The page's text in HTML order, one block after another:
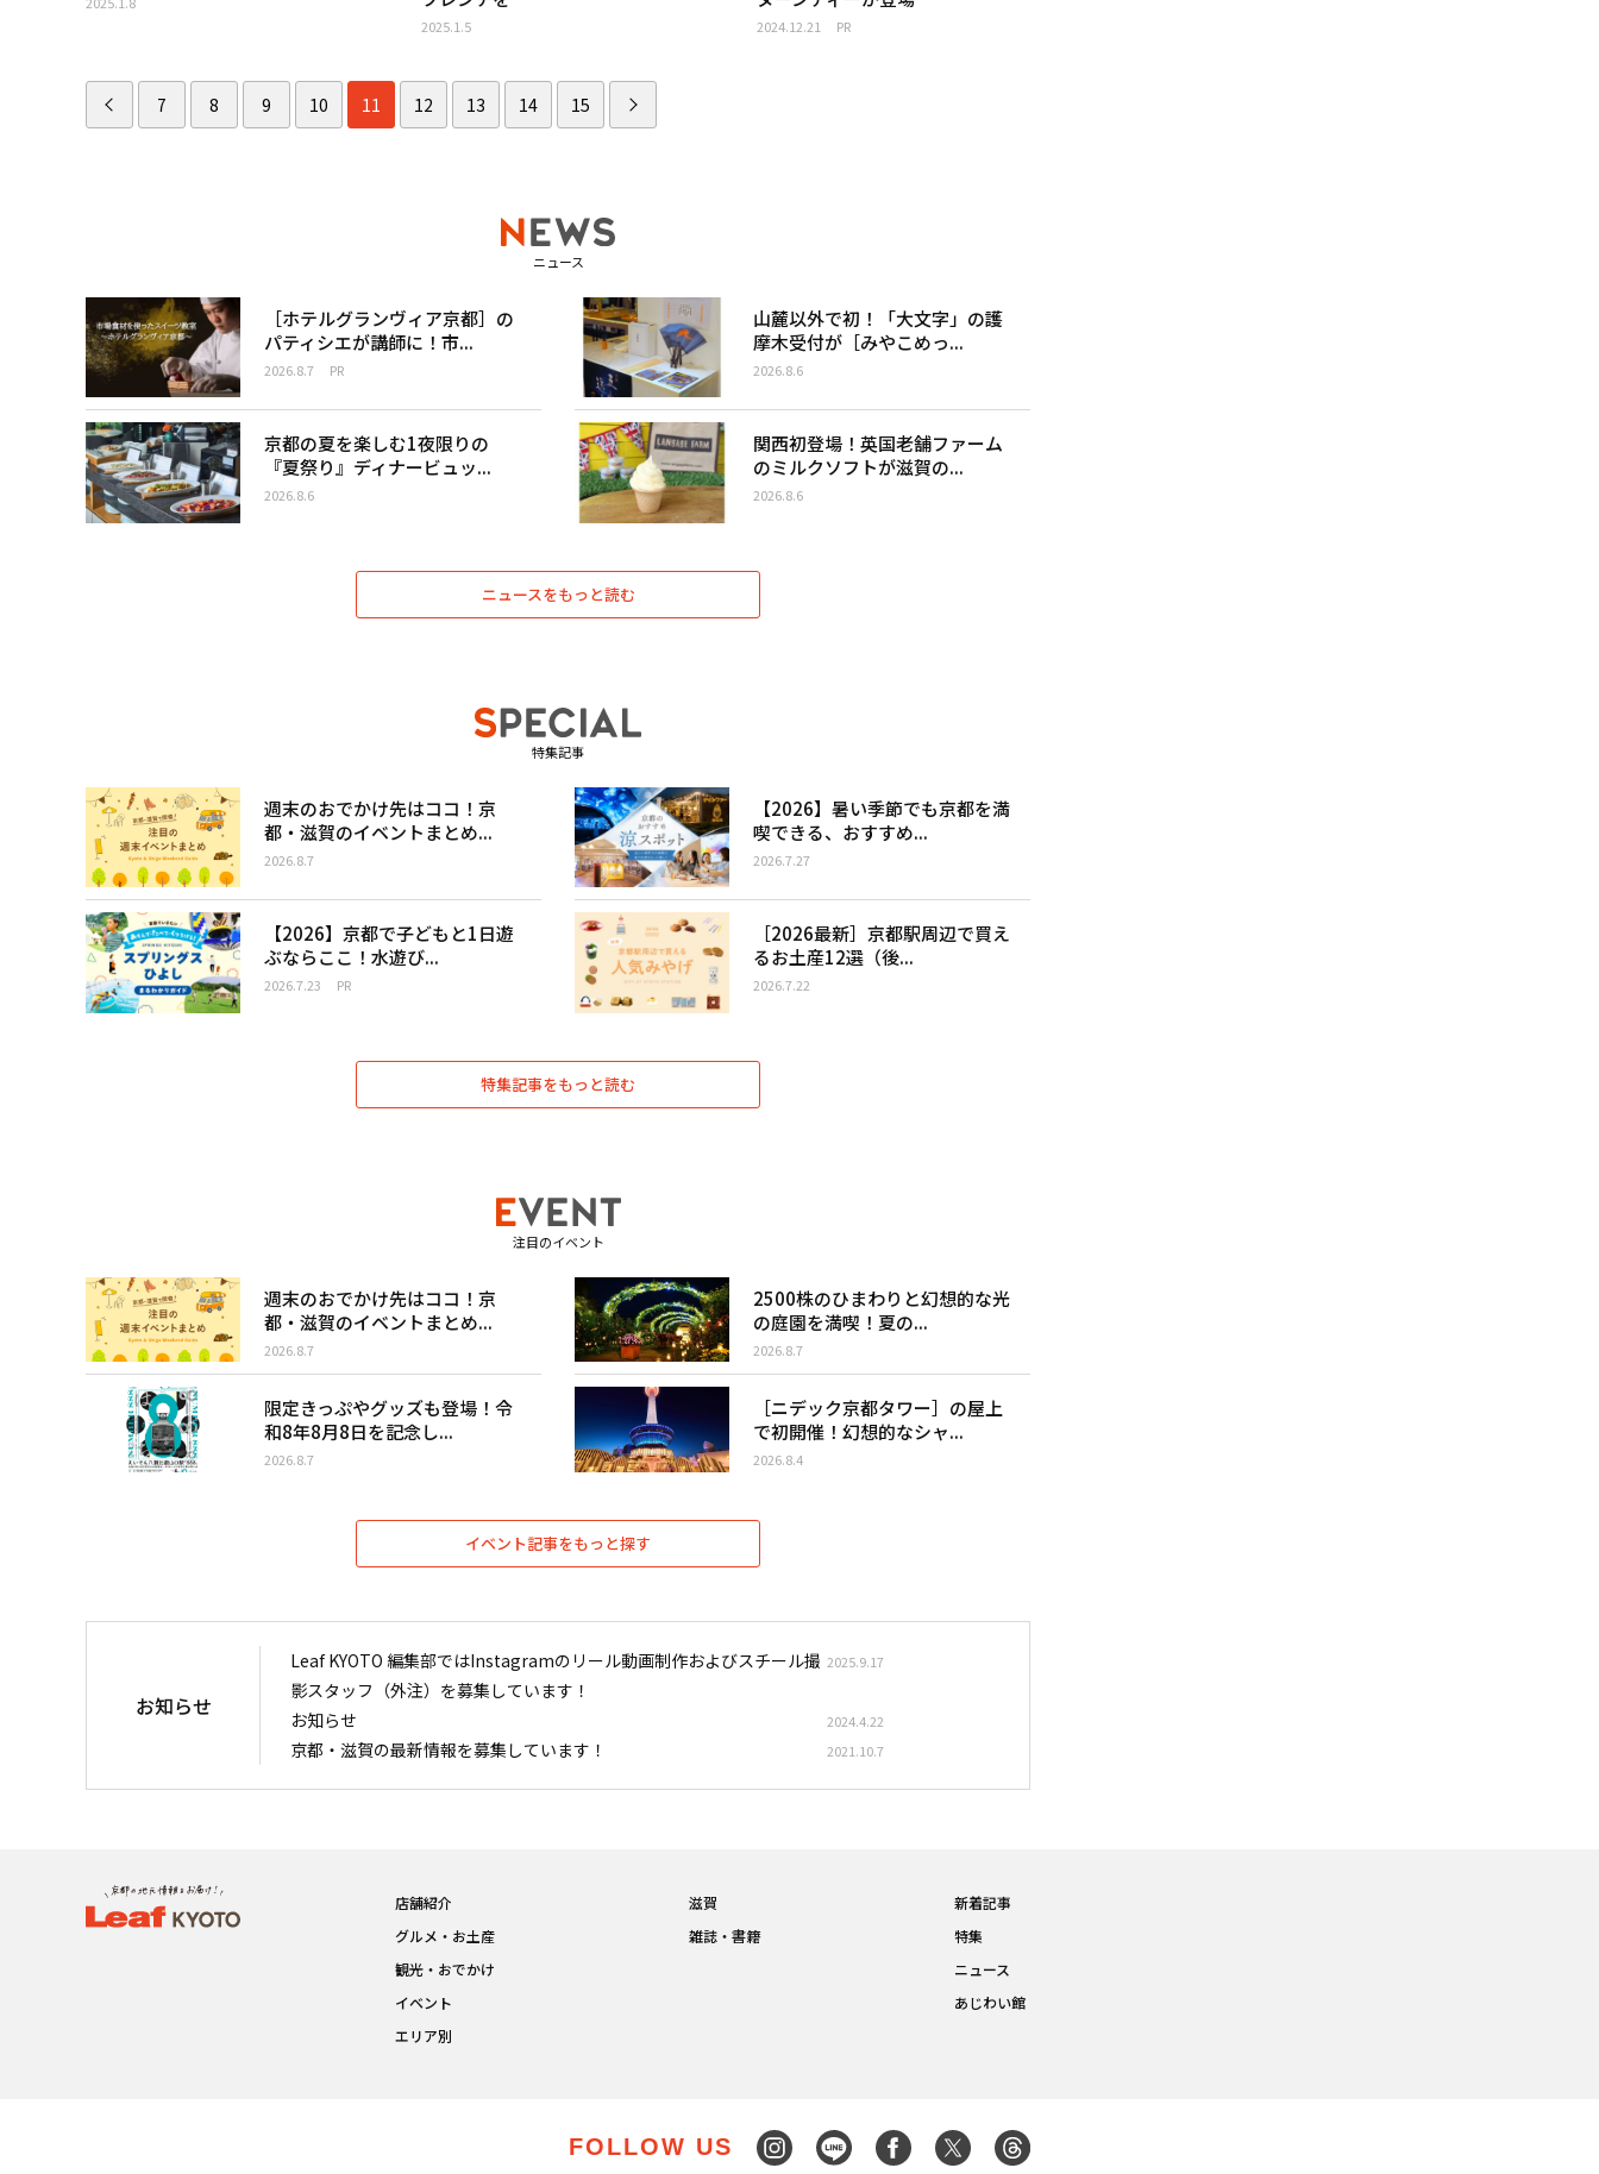
2025.1.5 2024.12.21 PR
7 8 9 10 11 12 13 14 15
ニュース
［ホテルグランヴィア京都］の
パティシエが講師に！市...
2026.8.7 PR
山麓以外で初！「大文字」の護
摩木受付が［みやこめっ...
2026.8.6
京都の夏を楽しむ1夜限りの
『夏祭り』ディナービュッ...
2026.8.6
関西初登場！英国老舗ファーム
のミルクソフトが滋賀の...
2026.8.6
ニュースをもっと読む
特集記事
週末のおでかけ先はココ！京
都・滋賀のイベントまとめ...
2026.8.7
【2026】暑い季節でも京都を満
喫できる、おすすめ...
2026.7.27
【2026】京都で子どもと1日遊
ぶならここ！水遊び...
2026.7.23 PR
［2026最新］京都駅周辺で買え
るお土産12選（後...
2026.7.22
特集記事をもっと読む
注目のイベント
週末のおでかけ先はココ！京
都・滋賀のイベントまとめ...
2026.8.7
2500株のひまわりと幻想的な光
の庭園を満喫！夏の...
2026.8.7
限定きっぷやグッズも登場！令
和8年8月8日を記念し...
2026.8.7
［ニデック京都タワー］の屋上
で初開催！幻想的なシャ...
2026.8.4
イベント記事をもっと探す
お知らせ
Leaf KYOTO 編集部ではInstagramのリール動画制作およびスチール撮
影スタッフ（外注）を募集しています！
2025.9.17
お知らせ 2024.4.22
京都・滋賀の最新情報を募集しています！ 2021.10.7
店舗紹介
グルメ・お土産
観光・おでかけ
イベント
エリア別
滋賀
雑誌・書籍
新着記事
特集
ニュース
あじわい館
FOLLOW US